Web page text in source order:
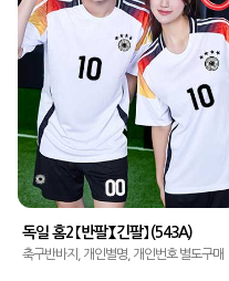
독일 홈2 【반팔】【긴팔】 (543A)
축구반바지, 개인별명, 개인번호 별도구매